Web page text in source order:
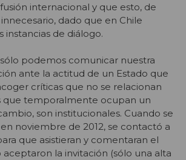
internacional y que esto, de
dado que en Chile
instancias de diálogo.
podemos comunicar nuestra
ante la actitud de un Estado que
críticas que no se relacionan
que temporalmente ocupan un
son institucionales. Cuando se
noviembre de 2012, se contactó a
que asistieran y comentaran el
la invitación (sólo una alta